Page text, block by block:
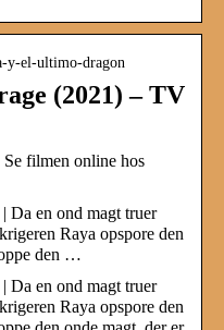
y-el-ultimo-dragon
(2021) – TV
Se filmen online hos
Da en ond magt truer
Raya opspore den
den …
Da en ond magt truer
Raya opspore den